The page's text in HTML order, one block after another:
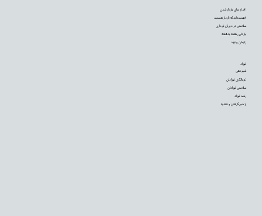
نوزاد
شیردهی
غربالگری نوزادان
سلامتی نوزادان
رشد نوزاد
از شیر گرفتن و تغذیه
اقدام برای باردار شدن
فهمیده‌اید که باردار هستید
سلامتی در دوران بارداری
بارداری هفته به هفته
زایمان و تولد